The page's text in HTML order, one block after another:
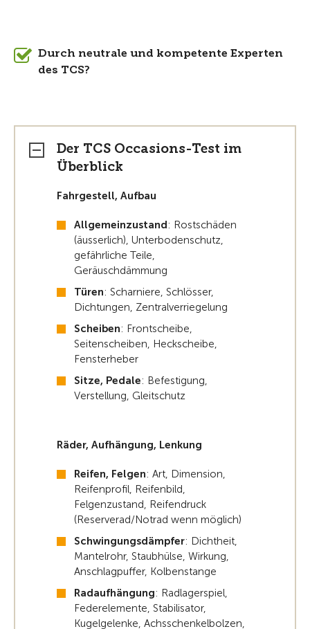
Durch neutrale und kompetente Experten
des TCS?
Der TCS Occasions-Test im
Überblick
Fahrgestell, Aufbau
Allgemeinzustand: Rostschäden
(äusserlich), Unterbodenschutz,
gefährliche Teile,
Geräuschdämmung
Türen: Scharniere, Schlösser,
Dichtungen, Zentralverriegelung
Scheiben: Frontscheibe,
Seitenscheiben, Heckscheibe,
Fensterheber
Sitze, Pedale: Befestigung,
Verstellung, Gleitschutz
Räder, Aufhängung, Lenkung
Reifen, Felgen: Art, Dimension,
Reifenprofil, Reifenbild,
Felgenzustand, Reifendruck
(Reserverad/Notrad wenn möglich)
Schwingungsdämpfer: Dichtheit,
Mantelrohr, Staubhülse, Wirkung,
Anschlagpuffer, Kolbenstange
Radaufhängung: Radlagerspiel,
Federelemente, Stabilisator,
Kugelgelenke, Achsschenkelbolzen,